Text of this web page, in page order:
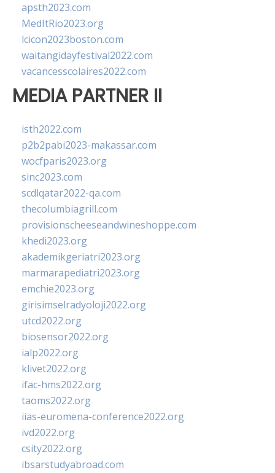
apsth2023.com
MedItRio2023.org
lcicon2023boston.com
waitangidayfestival2022.com
vacancesscolaires2022.com
MEDIA PARTNER II
isth2022.com
p2b2pabi2023-makassar.com
wocfparis2023.org
sinc2023.com
scdlqatar2022-qa.com
thecolumbiagrill.com
provisionscheeseandwineshoppe.com
khedi2023.org
akademikgeriatri2023.org
marmarapediatri2023.org
emchie2023.org
girisimselradyoloji2022.org
utcd2022.org
biosensor2022.org
ialp2022.org
klivet2022.org
ifac-hms2022.org
taoms2022.org
iias-euromena-conference2022.org
ivd2022.org
csity2022.org
ibsarstudyabroad.com